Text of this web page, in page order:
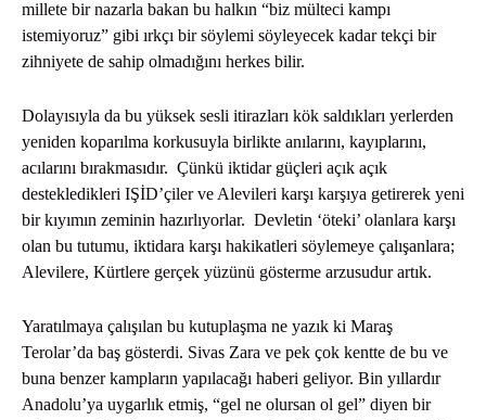
millete bir nazarla bakan bu halkın “biz mülteci kampı
istemiyoruz” gibi ırkçı bir söylemi söyleyecek kadar tekçi bir
zihniyete de sahip olmadığını herkes bilir.
Dolayısıyla da bu yüksek sesli itirazları kök saldıkları yerlerden
yeniden koparılma korkusuyla birlikte anılarını, kayıplarını,
acılarını bırakmasıdır. Çünkü iktidar güçleri açık açık
destekledikleri IŞİD’çiler ve Alevileri karşı karşıya getirerek yeni
bir kıyımın zeminin hazırlıyorlar. Devletin ‘öteki’ olanlara karşı
olan bu tutumu, iktidara karşı hakikatleri söylemeye çalışanlara;
Alevilere, Kürtlere gerçek yüzünü gösterme arzusudur artık.
Yaratılmaya çalışılan bu kutuplaşma ne yazık ki Maraş
Terolar’da baş gösterdi. Sivas Zara ve pek çok kentte de bu ve
buna benzer kampların yapılacağı haberi geliyor. Bin yıllardır
Anadolu’ya uygarlık etmiş, “gel ne olursan ol gel” diyen bir